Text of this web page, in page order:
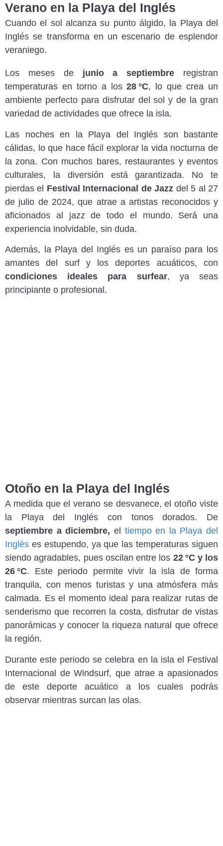
Verano en la Playa del Inglés
Cuando el sol alcanza su punto álgido, la Playa del
Inglés se transforma en un escenario de esplendor
veraniego.
Los meses de junio a septiembre registran
temperaturas en torno a los28 °C, lo que crea un
ambiente perfecto para disfrutar del sol y de la gran
variedad de actividades que ofrece la isla.
Las noches en la Playa del Inglés son bastante
cálidas, lo que hace fácil explorar la vida nocturna de
la zona. Con muchos bares, restaurantes y eventos
culturales, la diversión está garantizada. No te
pierdas el Festival Internacional de Jazz del 5 al 27
de julio de 2024, que atrae a artistas reconocidos y
aficionados al jazz de todo el mundo. Será una
experiencia inolvidable, sin duda.
Además, la Playa del Inglés es un paraíso para los
amantes del surf y los deportes acuáticos, con
condiciones ideales para surfear, ya seas
principiante o profesional.
Otoño en la Playa del Inglés
A medida que el verano se desvanece, el otoño viste
la Playa del Inglés con tonos dorados. De
septiembre a diciembre, el tiempo en la Playa del
Inglés es estupendo, ya que las temperaturas siguen
siendo agradables, pues oscilan entre los 22 °C y los
26 °C. Este periodo permite vivir la isla de forma
tranquila, con menos turistas y una atmósfera más
calmada. Es el momento ideal para realizar rutas de
senderismo que recorren la costa, disfrutar de vistas
panorámicas y conocer la riqueza natural que ofrece
la región.
Durante este periodo se celebra en la isla el Festival
Internacional de Windsurf, que atrae a apasionados
de este deporte acuático a los cuales podrás
observar mientras surcan las olas.